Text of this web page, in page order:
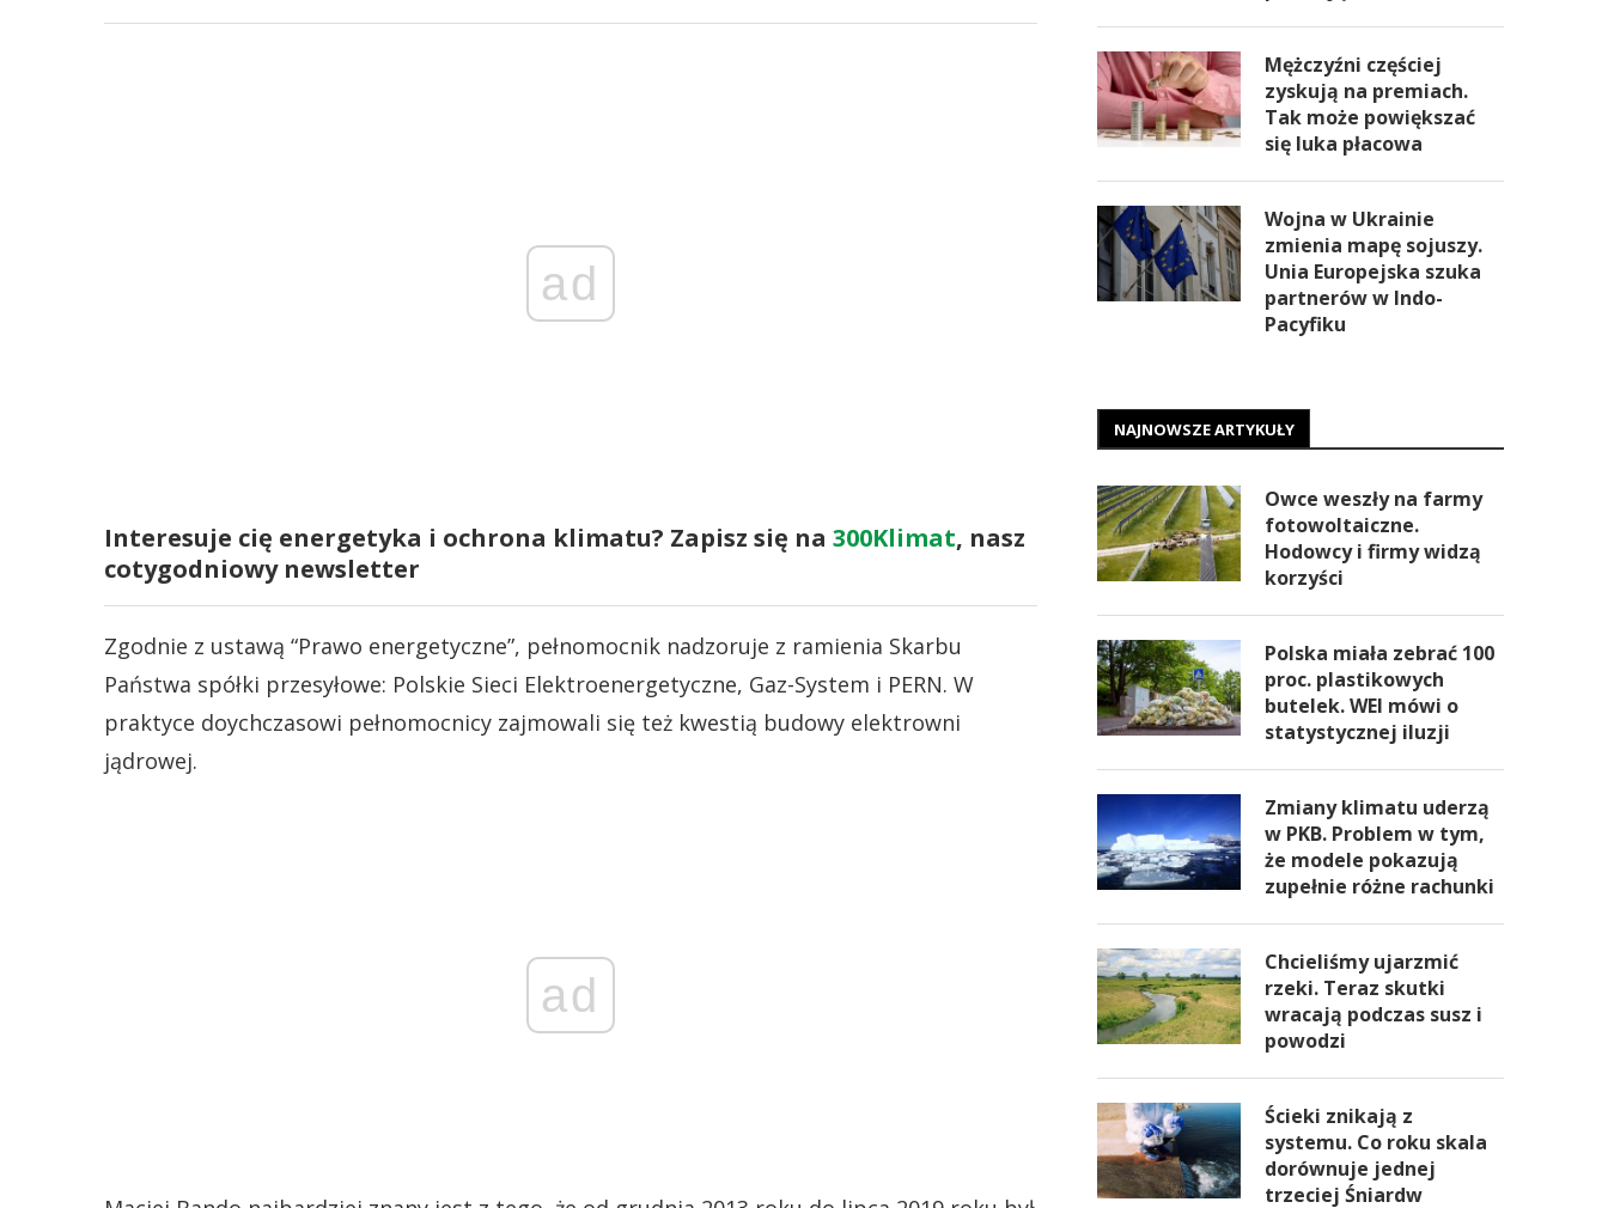
ad
Interesuje cię energetyka i ochrona klimatu? Zapisz się na 300Klimat, nasz
cotygodniowy newsletter
Zgodnie z ustawą “Prawo energetyczne”, pełnomocnik nadzoruje z ramienia Skarbu
Państwa spółki przesyłowe: Polskie Sieci Elektroenergetyczne, Gaz-System i PERN. W
praktyce doychczasowi pełnomocnicy zajmowali się też kwestią budowy elektrowni
jądrowej.
ad
Mężczyźni częściej
zyskują na premiach.
Tak może powiększać
się luka płacowa
Wojna w Ukrainie
zmienia mapę sojuszy.
Unia Europejska szuka
partnerów w Indo-
Pacyfiku
NAJNOWSZE ARTYKUŁY
Owce weszły na farmy
fotowoltaiczne.
Hodowcy i firmy widzą
korzyści
Polska miała zebrać 100
proc. plastikowych
butelek. WEI mówi o
statystycznej iluzji
Zmiany klimatu uderzą
w PKB. Problem w tym,
że modele pokazują
zupełnie różne rachunki
Chcieliśmy ujarzmić
rzeki. Teraz skutki
wracają podczas susz i
powodzi
Ścieki znikają z
systemu. Co roku skala
dorównuje jednej
trzeciej Śniardw